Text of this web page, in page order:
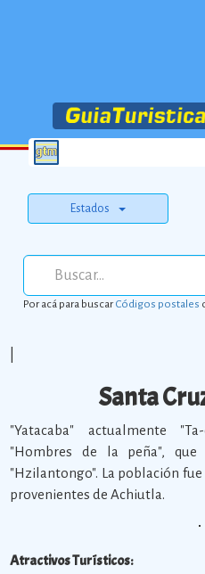
Estados
Por acá para buscarCódigos postales
Santa
"Yatacaba" actualmente
"Hombres de la peña",
"Hzilantongo". La población
provenientes de Achiutla.
Atractivos Turísticos: